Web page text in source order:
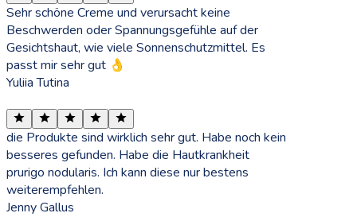
Sehr schöne Creme und verursacht keine
Beschwerden oder Spannungsgefühle auf der
Gesichtshaut, wie viele Sonnenschutzmittel. Es
passt mir sehr gut 👌
Yuliia Tutina
die Produkte sind wirklich sehr gut. Habe noch kein
besseres gefunden. Habe die Hautkrankheit
prurigo nodularis. Ich kann diese nur bestens
weiterempfehlen.
Jenny Gallus